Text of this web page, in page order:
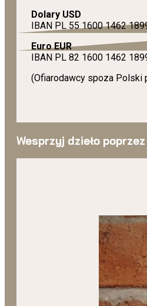
Dolary USD
IBAN PL 55 1600 1462
Euro EUR
IBAN PL 82 1600 1462
(Ofiarodawcy spoza Polski
Wesprzyj dzieło